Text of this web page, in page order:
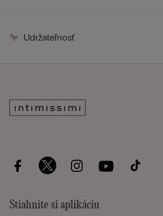
Udržateľnosť
Stiahnite si aplikáciu